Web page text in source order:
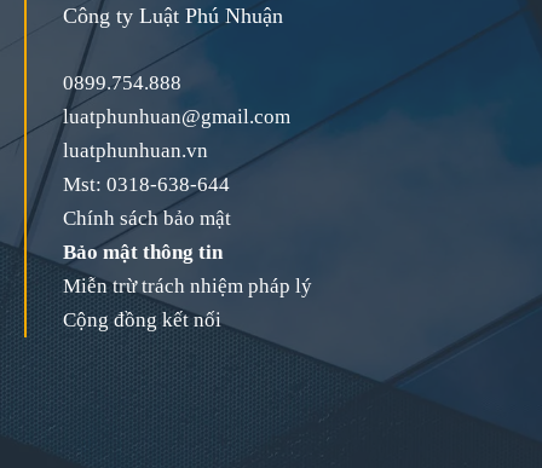
Công ty Luật Phú Nhuận
0899.754.888
luatphunhuan@gmail.com
luatphunhuan.vn
Mst: 0318-638-644
Chính sách bảo mật
Bảo mật thông tin
Miễn trừ trách nhiệm pháp lý
Cộng đồng kết nối